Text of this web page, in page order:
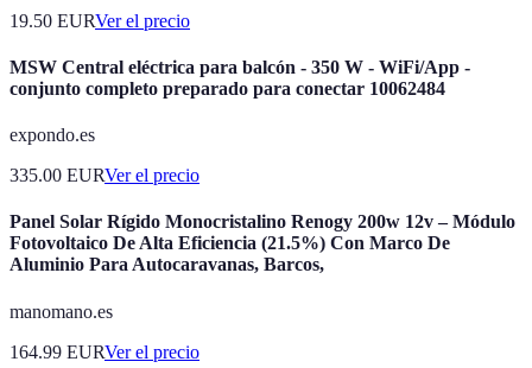
19.50 EURVer el precio
MSW Central eléctrica para balcón - 350 W - WiFi/App -
conjunto completo preparado para conectar 10062484
expondo.es
335.00 EURVer el precio
Panel Solar Rígido Monocristalino Renogy 200w 12v – Módulo
Fotovoltaico De Alta Eficiencia (21.5%) Con Marco De
Aluminio Para Autocaravanas, Barcos,
manomano.es
164.99 EURVer el precio